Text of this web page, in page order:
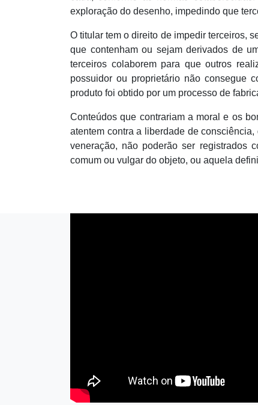
exploração do desenho, impedindo que
O titular tem o direito de impedir terceiros,
que contenham ou sejam derivados de
terceiros colaborem para que outros
possuidor ou proprietário não consegue
produto foi obtido por um processo de
Conteúdos que contrariam a moral e os
atentem contra a liberdade de
veneração, não poderão ser registrados
comum ou vulgar do objeto, ou aquela